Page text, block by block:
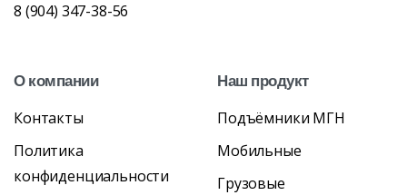
8 (904) 347-38-56
Окомпании
Контакты
Политика
конфиденциальности
Наш продукт
Подъёмники МГН
Мобильные
Грузовые